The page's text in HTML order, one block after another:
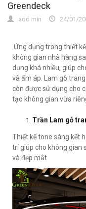
Greendeck
add min 24/01/
Ứng dụng trong thiết
không gian nhà hàng
dụng khá nhiều, giúp
và ấm áp. Lam gỗ
còn được sử dụng cho
tạo không gian vừa
Trần Lam gỗ
Thiết kế tone sáng kết
trí giúp cho không gian
và đẹp mắt